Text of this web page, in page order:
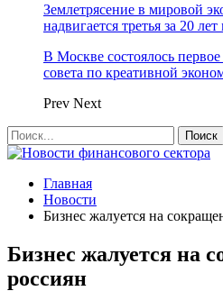
Землетрясение в мировой
надвигается третья за 20
В Москве состоялось первое
совета по креативной
Prev Next
Главная
Новости
Бизнес жалуется на
Бизнес жалуется на
россиян